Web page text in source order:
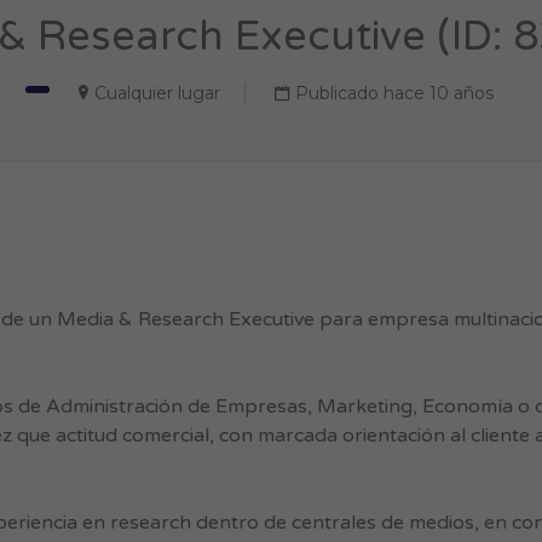
Research Executive (ID:
Cualquier lugar Publicado hace 10 años
un Media & Research Executive para empresa
de Administración de Empresas, Marketing, Economía o
que actitud comercial, con marcada orientación al cliente
en research dentro de centrales de medios, en